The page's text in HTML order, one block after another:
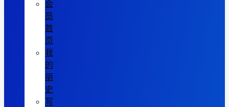
会
员
首
页
我
的
丽
史
写